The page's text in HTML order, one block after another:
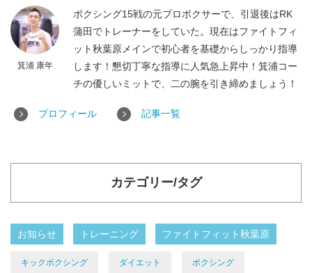
箕浦 康年
ボクシング15戦の元プロボクサーで、引退後はRK
蒲田でトレーナーをしていた。現在はファイトフィ
ット秋葉原メインで初心者を基礎からしっかり指導
します！懇切丁寧な指導に人気急上昇中！箕浦コー
チの優しいミットで、二の腕を引き締めましょう！
プロフィール 記事一覧
カテゴリー/タグ
お知らせ トレーニング ファイトフィット秋葉原
キックボクシング ダイエット ボクシング